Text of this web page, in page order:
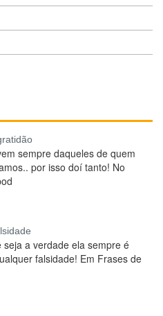
sempre daqueles de quem
por isso doí tanto! No
seja a verdade ela sempre é
falsidade! Em Frases de